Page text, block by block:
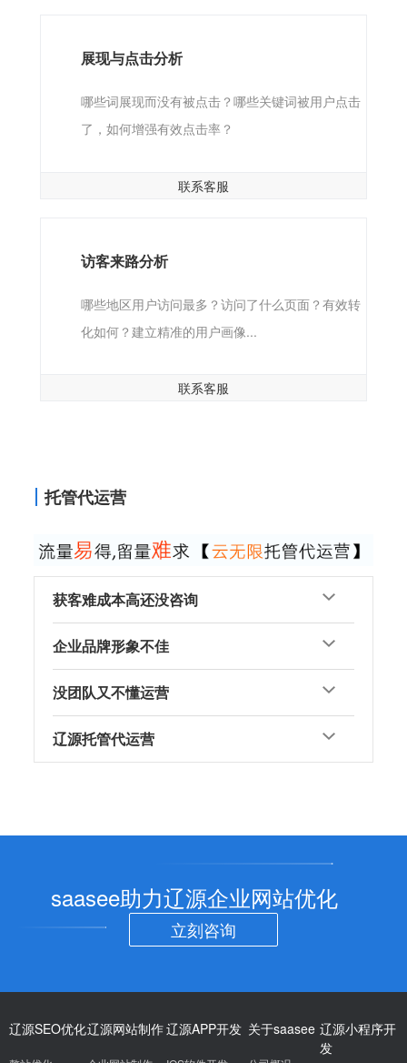
展现与点击分析
哪些词展现而没有被点击？哪些关键词被用户点击
了，如何增强有效点击率？
联系客服
访客来路分析
哪些地区用户访问最多？访问了什么页面？有效转
化如何？建立精准的用户画像...
联系客服
托管代运营
获客难成本高还没咨询
企业品牌形象不佳
没团队又不懂运营
辽源托管代运营
saasee助力辽源企业网站优化
立刻咨询
辽源SEO优化辽源网站制作辽源APP开发 关于saasee 辽源小程序开
发